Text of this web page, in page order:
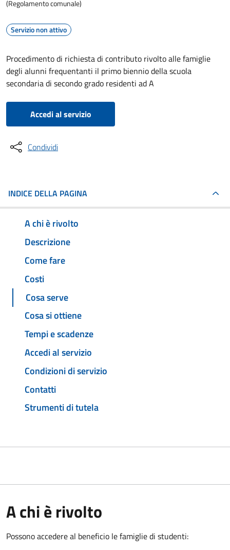
(Regolamento comunale)
Servizio non attivo
Procedimento di richiesta di contributo rivolto alle famiglie
degli alunni frequentanti il primo biennio della scuola
secondaria di secondo grado residenti ad A
Accedi al servizio
Condividi
INDICE DELLA PAGINA
A chi è rivolto
Descrizione
Come fare
Costi
Cosa serve
Cosa si ottiene
Tempi e scadenze
Accedi al servizio
Condizioni di servizio
Contatti
Strumenti di tutela
A chi è rivolto
Possono accedere al beneficio le famiglie di studenti: